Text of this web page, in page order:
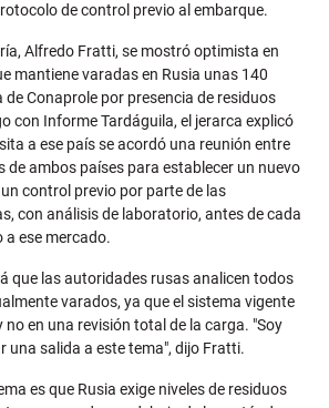
de control previo al embarque.
Alfredo Fratti, se mostró optimista en
mantiene varadas en Rusia unas 140
Conaprole por presencia de residuos
con Informe Tardáguila, el jerarca explicó
a ese país se acordó una reunión entre
de ambos países para establecer un nuevo
control previo por parte de las
con análisis de laboratorio, antes de cada
ese mercado.
que las autoridades rusas analicen todos
varados, ya que el sistema vigente
no en una revisión total de la carga. "Soy
una salida a este tema", dijo Fratti.
es que Rusia exige niveles de residuos